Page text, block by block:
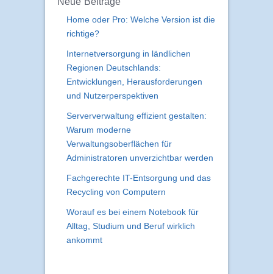
Home oder Pro: Welche Version ist die
richtige?
Internetversorgung in ländlichen
Regionen Deutschlands:
Entwicklungen, Herausforderungen
und Nutzerperspektiven
Serververwaltung effizient gestalten:
Warum moderne
Verwaltungsoberflächen für
Administratoren unverzichtbar werden
Fachgerechte IT-Entsorgung und das
Recycling von Computern
Worauf es bei einem Notebook für
Alltag, Studium und Beruf wirklich
ankommt